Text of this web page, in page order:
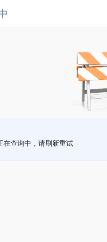
在查询中，请刷新重试